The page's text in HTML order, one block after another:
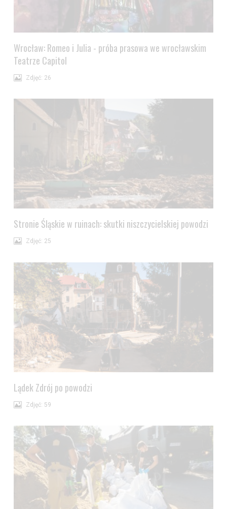
Wrocław: Romeo i Julia - próba prasowa we wrocławskim
Teatrze Capitol
Zdjęć: 26
Stronie Śląskie w ruinach: skutki niszczycielskiej powodzi
Zdjęć: 25
Lądek Zdrój po powodzi
Zdjęć: 59